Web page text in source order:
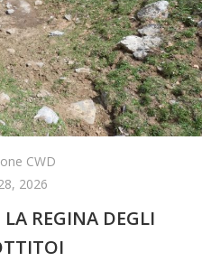
CWD
2026
REGINA DEGLI